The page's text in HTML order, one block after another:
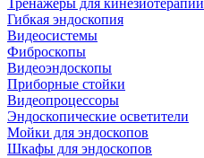
Тренажеры для кинезиотерапии
Гибкая эндоскопия
Видеосистемы
Фиброскопы
Видеоэндоскопы
Приборные стойки
Видеопроцессоры
Эндоскопические осветители
Мойки для эндоскопов
Шкафы для эндоскопов